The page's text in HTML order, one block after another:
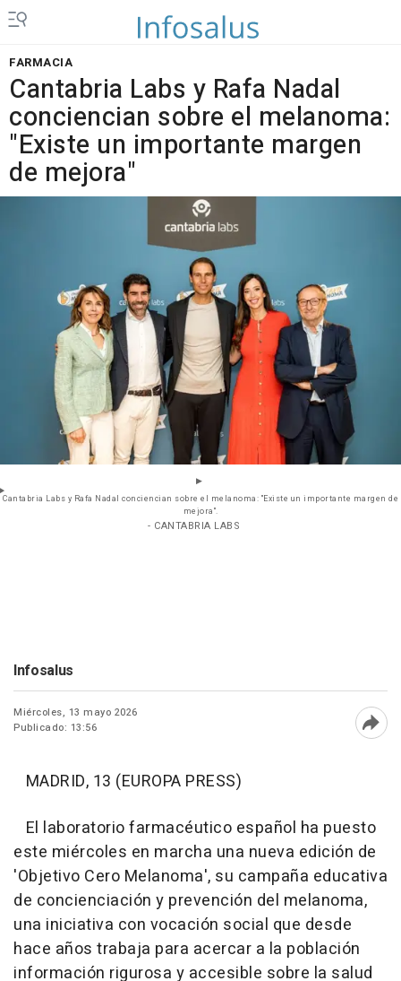
FARMACIA
Cantabria Labs y Rafa Nadal
conciencian sobre el melanoma:
"Existe un importante margen
de mejora"
Cantabria Labs y Rafa Nadal conciencian sobre el melanoma: "Existe un importante margen de
mejora".
- CANTABRIA LABS
Infosalus
Miércoles, 13 mayo 2026
Publicado: 13:56
MADRID, 13 (EUROPA PRESS)
El laboratorio farmacéutico español ha puesto
este miércoles en marcha una nueva edición de
'Objetivo Cero Melanoma', su campaña educativa
de concienciación y prevención del melanoma,
una iniciativa con vocación social que desde
hace años trabaja para acercar a la población
información rigurosa y accesible sobre la salud